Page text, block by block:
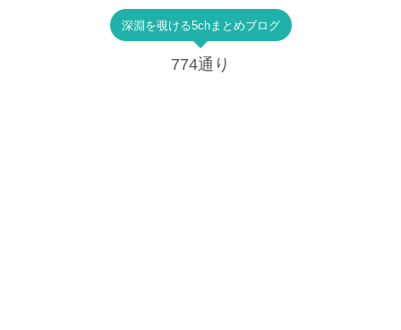
深淵を覗ける5chまとめブログ
774通り